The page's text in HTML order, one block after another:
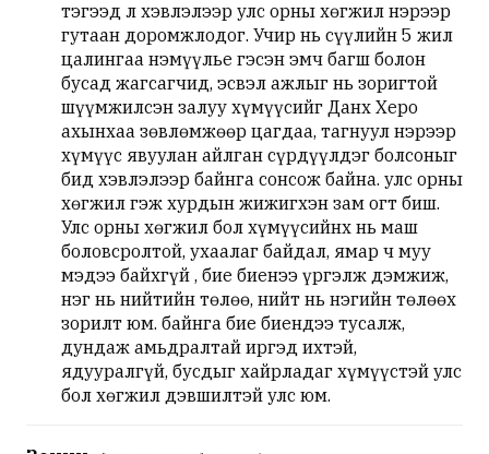
тэгээд л хэвлэлээр улс орны хөгжил нэрээр
гутаан доромжлодог. Учир нь сүүлийн 5 жил
цалингаа нэмүүлье гэсэн эмч багш болон
бусад жагсагчид, эсвэл ажлыг нь зоригтой
шүүмжилсэн залуу хүмүүсийг Данх Херо
ахынхаа зөвлөмжөөр цагдаа, тагнуул нэрээр
хүмүүс явуулан айлган сүрдүүлдэг болсоныг
бид хэвлэлээр байнга сонсож байна. улс орны
хөгжил гэж хурдын жижигхэн зам огт биш.
Улс орны хөгжил бол хүмүүсийнх нь маш
боловсролтой, ухаалаг байдал, ямар ч муу
мэдээ байхгүй , бие биенээ үргэлж дэмжиж,
нэг нь нийтийн төлөө, нийт нь нэгийн төлөөх
зорилт юм. байнга бие биендээ тусалж,
дундаж амьдралтай иргэд ихтэй,
ядууралгүй, бусдыг хайрладаг хүмүүстэй улс
бол хөгжил дэвшилтэй улс юм.